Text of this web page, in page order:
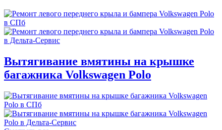
Вытягивание вмятины на крышке
багажника Volkswagen Polo